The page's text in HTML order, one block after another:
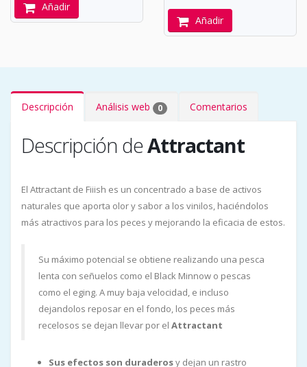
Añadir
Añadir
Descripción Análisis web 0 Comentarios
Descripción deAttractant
El Attractant de Fiiish es un concentrado a base de activos
naturales que aporta olor y sabor a los vinilos, haciéndolos
más atractivos para los peces y mejorando la eficacia de estos.
Su máximo potencial se obtiene realizando una pesca
lenta con señuelos como el Black Minnow o pescas
como el eging. A muy baja velocidad, e incluso
dejandolos reposar en el fondo, los peces más
recelosos se dejan llevar por el Attractant
Sus efectos son duraderosy dejan un rastro